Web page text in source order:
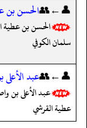
👤←👥الحسن بن
الحسن بن
سلمان الكوفي
👤←👥عبد
عبد الأعلى بن
عطية القرشي